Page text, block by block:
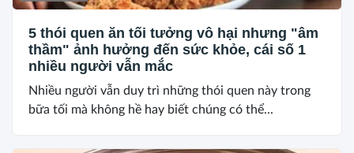
5 thói quen ăn tối tưởng vô hại nhưng "âm
thầm" ảnh hưởng đến sức khỏe, cái số 1
nhiều người vẫn mắc
Nhiều người vẫn duy trì những thói quen này trong
bữa tối mà không hề hay biết chúng có thể...